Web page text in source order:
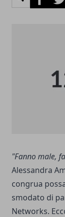
"Fanno male,
Alessandra
congrua
smodato di
Networks.